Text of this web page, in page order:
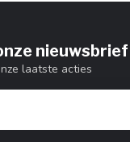
nieuwsbrief
laatste acties